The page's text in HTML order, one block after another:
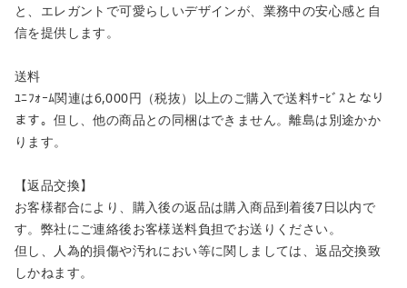
と、エレガントで可愛らしいデザインが、業務中の安心感と自
信を提供します。
送料
ﾕﾆﾌｫｰﾑ関連は6,000円（税抜）以上のご購入で送料ｻｰﾋﾞｽとなり
ます。但し、他の商品との同梱はできません。離島は別途かか
ります。
【返品交換】
お客様都合により、購入後の返品は購入商品到着後7日以内で
す。弊社にご連絡後お客様送料負担でお送りください。
但し、人為的損傷や汚れにおい等に関しましては、返品交換致
しかねます。